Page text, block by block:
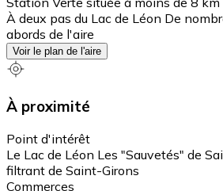
À deux pas du Lac de Léon De
abords de l'aire
Voir le plan de l'aire
À proximité
Point d'intérêt
Le Lac de Léon Les "Sauvetés" de
filtrant de Saint-Girons
Commerces